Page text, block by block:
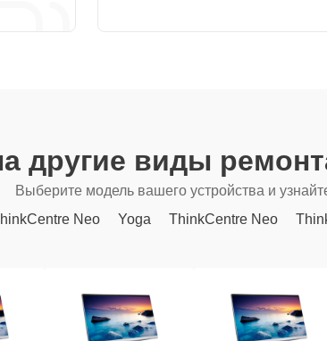
другие виды
Выберите модель вашего устройства и
Neo Yoga ThinkCentre Neo